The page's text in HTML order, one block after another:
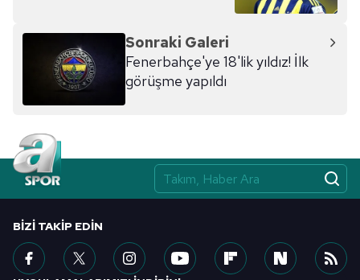
Sonraki Galeri
Fenerbahçe'ye 18'lik yıldız! İlk
görüşme yapıldı
BIZI TAKIP EDIN